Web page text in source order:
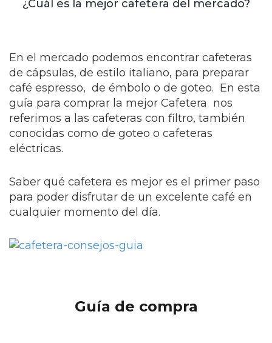
¿Cuál es la mejor cafetera del mercado?
En el mercado podemos encontrar cafeteras
de cápsulas, de estilo italiano, para preparar
café espresso, de émbolo o de goteo. En esta
guía para comprar la mejor Cafetera nos
referimos a las cafeteras con filtro, también
conocidas como de goteo o cafeteras
eléctricas.
Saber qué cafetera es mejor es el primer paso
para poder disfrutar de un excelente café en
cualquier momento del día.
Guía de compra